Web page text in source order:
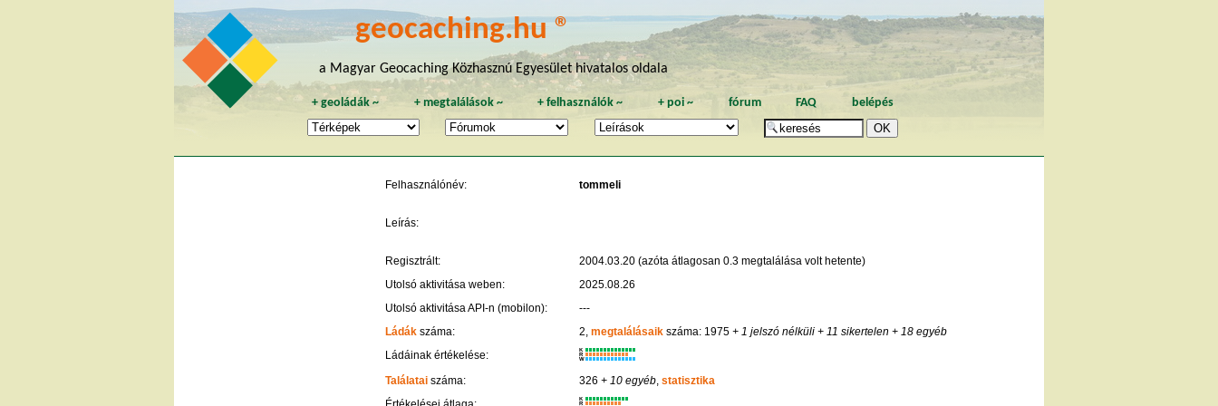
geocaching.hu ®
a Magyar Geocaching Közhasznú Egyesület hivatalos oldala
+geoládák ~ + megtalálások~ +felhasználók ~ + poi~ fórum FAQ belépés
Felhasználónév: tommeli
Leírás:
Regisztrált:
2004.03.20 (azóta átlagosan 0.3 megtalálása volt hetente)
Utolsó aktivitása weben:
2025.08.26
Utolsó aktivitása API-n (mobilon):
---
Ládák száma: 2, megtalálásaikszáma: 1975+ 1 jelszó nélküli+ 11 sikertelen + 18 egyéb
Ládáinak értékelése:
K
R
W
Találatai száma: 326 + 10 egyéb, statisztika
K
R